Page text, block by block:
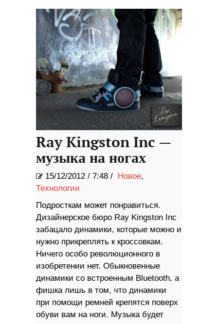
Ray Kingston Inc —
музыка на ногах
15/12/2012 / 7:48 / Новое,
Технологии
Подросткам может понравиться.
Дизайнерское бюро Ray Kingston Inc
забацало динамики, которые можно и
нужно прикреплять к кроссовкам.
Ничего особо революционного в
изобретении нет. Обыкновенные
динамики со встроенным Bluetooth, а
фишка лишь в том, что динамики
при помощи ремней крепятся поверх
обуви вам на ноги. Музыка будет